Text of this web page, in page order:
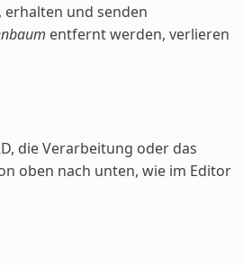
erhalten und senden
entfernt werden, verlieren
die Verarbeitung oder das
oben nach unten, wie im Editor